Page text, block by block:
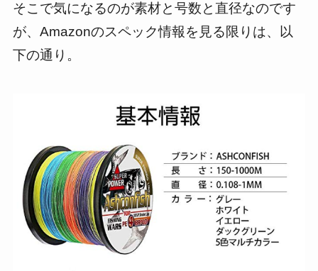
そこで気になるのが素材と号数と直径なのです
が、Amazonのスペック情報を見る限りは、以
下の通り。